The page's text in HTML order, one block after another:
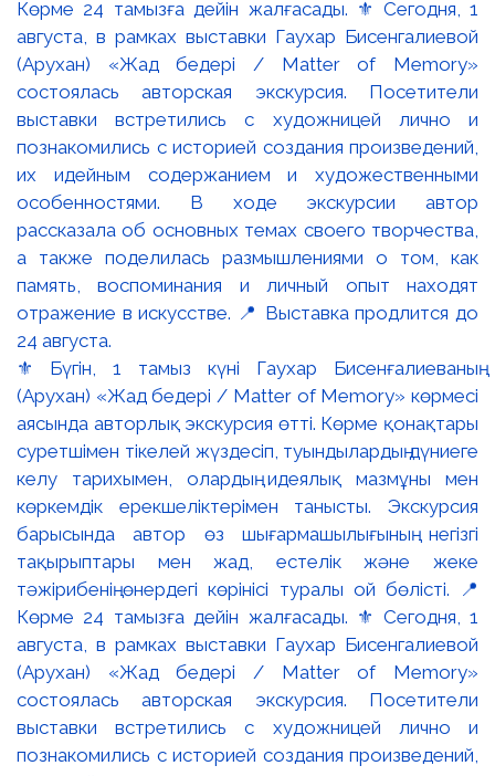
⚜️ Бүгін, 1 тамыз күні Гаухар Бисенғалиеваның
(Арухан) «Жад бедері / Matter of Memory» көрмесі
аясында авторлық экскурсия өтті. Көрме қонақтары
суретшімен тікелей жүздесіп, туындылардың дүниеге
келу тарихымен, олардың идеялық мазмұны мен
көркемдік ерекшеліктерімен танысты. Экскурсия
барысында автор өз шығармашылығының негізгі
тақырыптары мен жад, естелік және жеке
тәжірибенің өнердегі көрінісі туралы ой бөлісті. 📍
Көрме 24 тамызға дейін жалғасады. ⚜️ Сегодня, 1
августа, в рамках выставки Гаухар Бисенгалиевой
(Арухан) «Жад бедері / Matter of Memory»
состоялась авторская экскурсия. Посетители
выставки встретились с художницей лично и
познакомились с историей создания произведений,